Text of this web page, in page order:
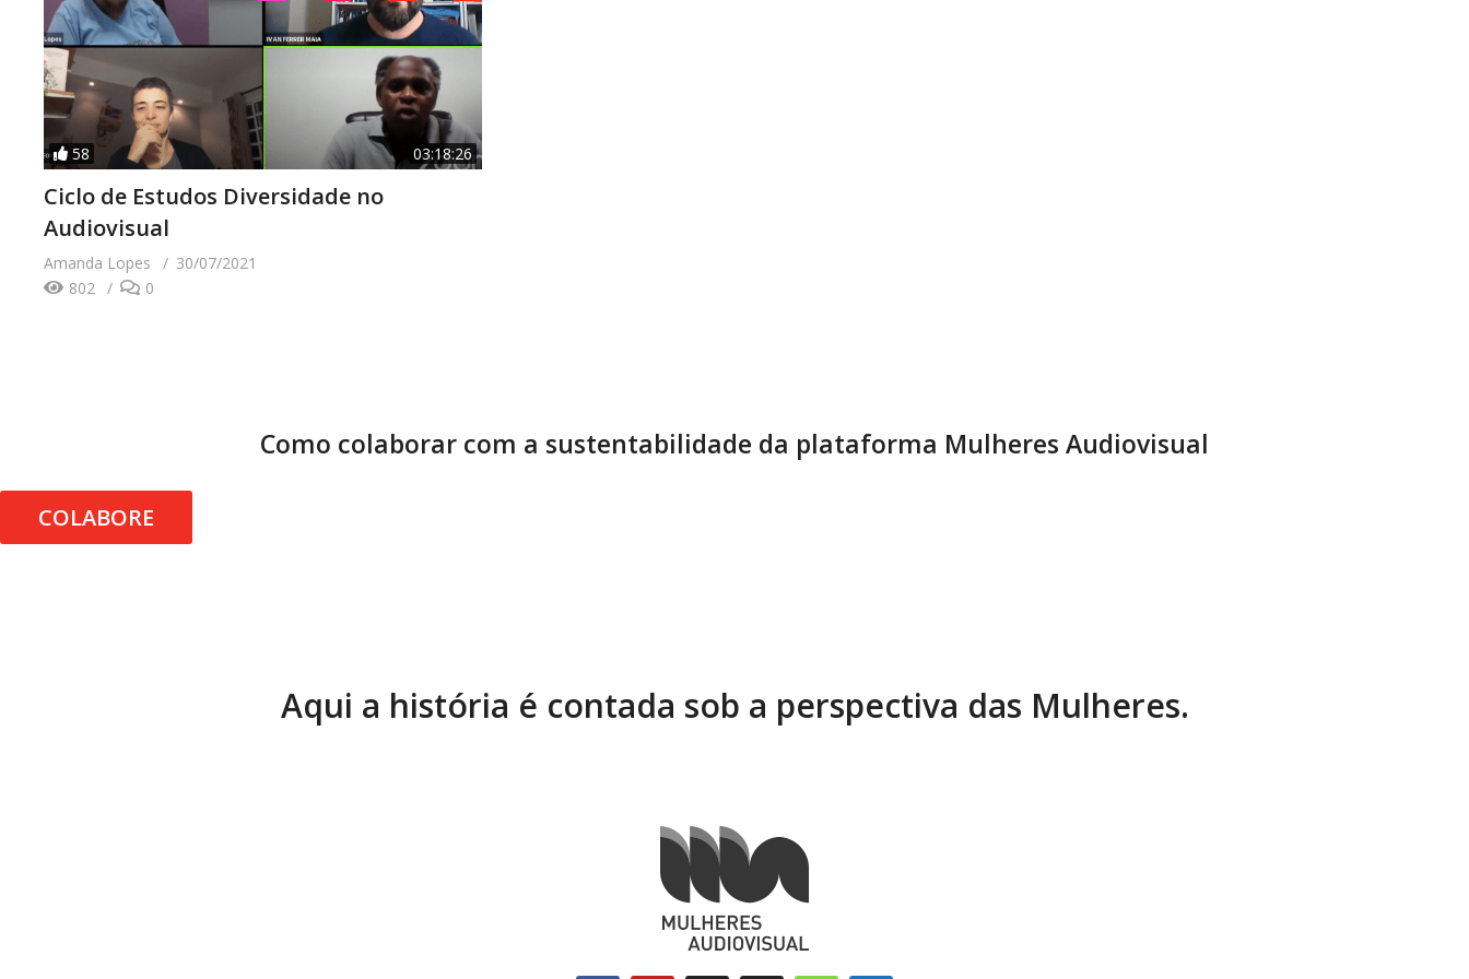
58 03:18:26
Ciclo de Estudos Diversidade no
Audiovisual
Amanda Lopes
30/07/2021
802
0
Como colaborar com a sustentabilidade da plataforma Mulheres Audiovisual
COLABORE
Aqui a história é contada sob a perspectiva das Mulheres.